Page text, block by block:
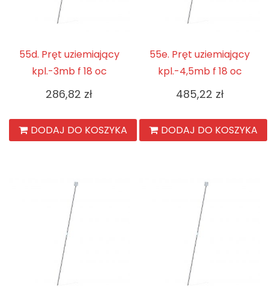
55d. Pręt uziemiający
kpl.-3mb f 18 oc
286,82 zł
DODAJ DO KOSZYKA
55e. Pręt uziemiający
kpl.-4,5mb f 18 oc
485,22 zł
DODAJ DO KOSZYKA